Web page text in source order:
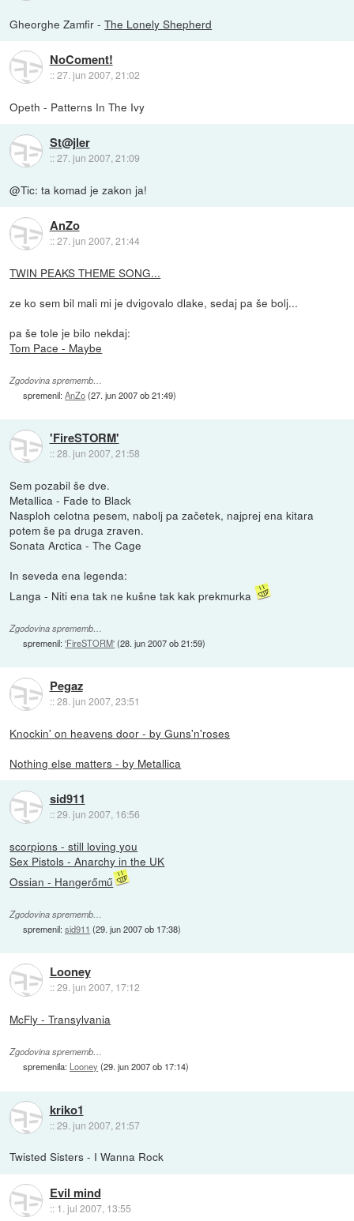
Gheorghe Zamfir -The Lonely Shepherd
NoComent!
::27. jun 2007, 21:02
Opeth - Patterns In The Ivy
St@jler
::27. jun 2007, 21:09
@Tic: ta komad je zakon ja!
AnZo
::27. jun 2007, 21:44
TWIN PEAKS THEME SONG...
ze ko sem bil mali mi je dvigovalo dlake, sedaj pa še bolj...
pa še tole je bilo nekdaj:
Tom Pace - Maybe
Zgodovina sprememb…
spremenil:AnZo(27. jun 2007 ob 21:49)
'FireSTORM'
::28. jun 2007, 21:58
Sem pozabil še dve.
Metallica - Fade to Black
Nasploh celotna pesem, nabolj pa začetek, najprej ena kitara
potem še pa druga zraven.
Sonata Arctica - The Cage
In seveda ena legenda:
Langa - Niti ena tak ne kušne tak kak prekmurka
Zgodovina sprememb…
spremenil:'FireSTORM'(28. jun 2007 ob 21:59)
Pegaz
::28. jun 2007, 23:51
Knockin' on heavens door - by Guns'n'roses
Nothing else matters - by Metallica
sid911
::29. jun 2007, 16:56
scorpions - still loving you
Sex Pistols - Anarchy in the UK
Ossian - Hangerőmű
Zgodovina sprememb…
spremenil:sid911 (29. jun 2007 ob 17:38)
Looney
::29. jun 2007, 17:12
McFly - Transylvania
Zgodovina sprememb…
spremenila: Looney (29. jun 2007 ob 17:14)
kriko1
::29. jun 2007, 21:57
Twisted Sisters - I Wanna Rock
Evil mind
:: 1. jul 2007, 13:55